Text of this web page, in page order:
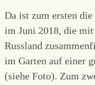
Da ist zum ersten
im Juni 2018, die
Russland
im Garten auf einer
(siehe Foto). Zum